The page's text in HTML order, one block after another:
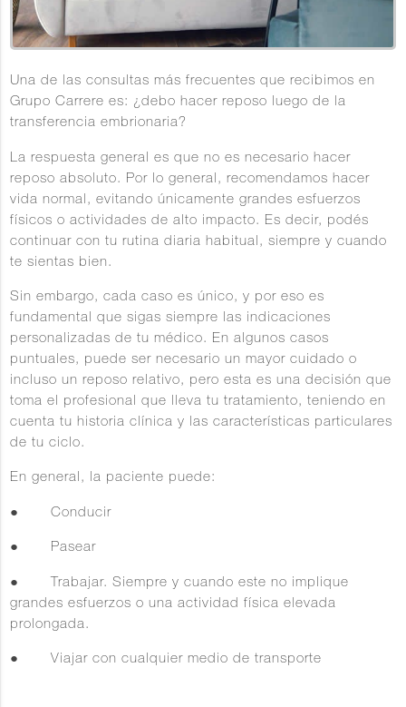
Una de las consultas más frecuentes que recibimos en
Grupo Carrere es: ¿debo hacer reposo luego de la
transferencia embrionaria?
La respuesta general es queno es necesario hacer
reposo absoluto. Por lo general, recomendamos hacer
vida normal, evitando únicamente grandes esfuerzos
físicos o actividades de alto impacto. Es decir, podés
continuar con tu rutina diaria habitual, siempre y cuando
te sientas bien.
Sin embargo,cada caso es único, y por eso es
fundamental que sigas siempre las indicaciones
personalizadas de tu médico. En algunos casos
puntuales, puede ser necesario un mayor cuidado o
incluso un reposo relativo, pero esta es una decisión que
toma el profesional que lleva tu tratamiento, teniendo en
cuenta tu historia clínica y las características particulares
de tu ciclo.
En general, la paciente puede:
● Conducir
● Pasear
● Trabajar. Siempre y cuando este no implique
grandes esfuerzos o una actividad física elevada
prolongada.
● Viajar con cualquier medio de transporte